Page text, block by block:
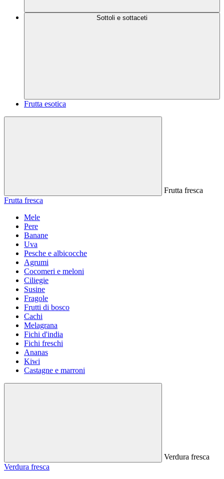
Sottoli e sottaceti
Frutta esotica
Frutta fresca
Frutta fresca
Mele
Pere
Banane
Uva
Pesche e albicocche
Agrumi
Cocomeri e meloni
Ciliegie
Susine
Fragole
Frutti di bosco
Cachi
Melagrana
Fichi d'india
Fichi freschi
Ananas
Kiwi
Castagne e marroni
Verdura fresca
Verdura fresca